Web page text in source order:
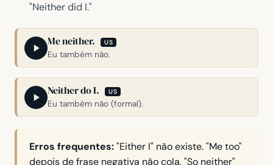
"Neither did I."
Me neither. US
Eu também não.
Neither do I. US
Eu também não (formal).
Erros frequentes:"Either I" não existe. "Me too"
depois de frase negativa não cola. "So neither"